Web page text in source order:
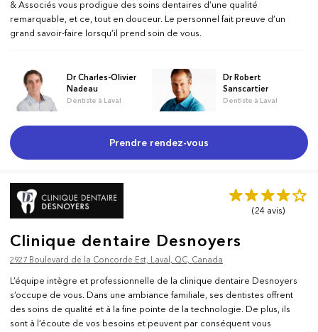
& Associés vous prodigue des soins dentaires d’une qualité
remarquable, et ce, tout en douceur. Le personnel fait preuve d’un
grand savoir-faire lorsqu’il prend soin de vous.
Dr Charles-Olivier
Nadeau
Dentiste à Laval
Dr Robert
Sanscartier
Dentiste à Laval
Prendre rendez-vous
(24avis)
Clinique dentaire Desnoyers
2927 Boulevard de la Concorde Est, Laval, QC, Canada
L’équipe intègre et professionnelle de la clinique dentaire Desnoyers
s’occupe de vous. Dans une ambiance familiale, ses dentistes offrent
des soins de qualité et à la fine pointe de la technologie. De plus, ils
sont à l’écoute de vos besoins et peuvent par conséquent vous